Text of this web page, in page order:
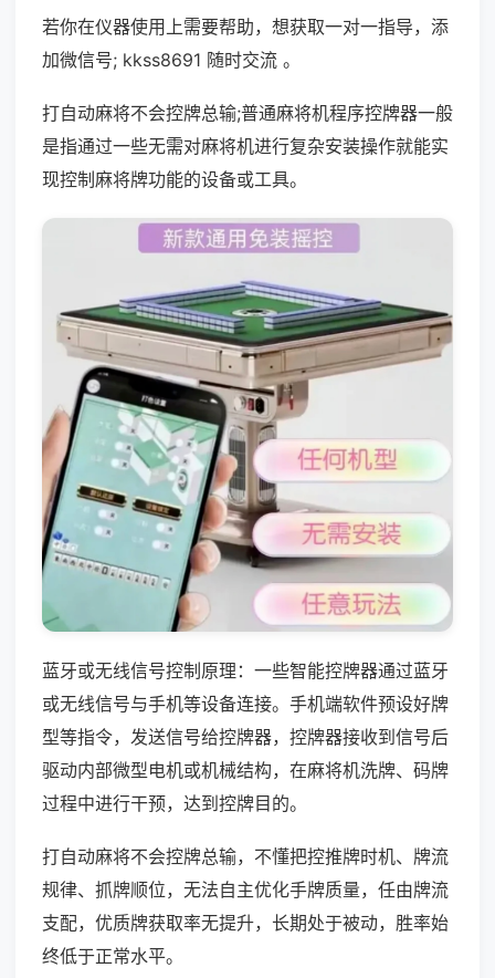
若你在仪器使用上需要帮助，想获取一对一指导，添
加微信号; kkss8691 随时交流 。
打自动麻将不会控牌总输;普通麻将机程序控牌器一般
是指通过一些无需对麻将机进行复杂安装操作就能实
现控制麻将牌功能的设备或工具。
蓝牙或无线信号控制原理：一些智能控牌器通过蓝牙
或无线信号与手机等设备连接。手机端软件预设好牌
型等指令，发送信号给控牌器，控牌器接收到信号后
驱动内部微型电机或机械结构，在麻将机洗牌、码牌
过程中进行干预，达到控牌目的。
打自动麻将不会控牌总输，不懂把控推牌时机、牌流
规律、抓牌顺位，无法自主优化手牌质量，任由牌流
支配，优质牌获取率无提升，长期处于被动，胜率始
终低于正常水平。